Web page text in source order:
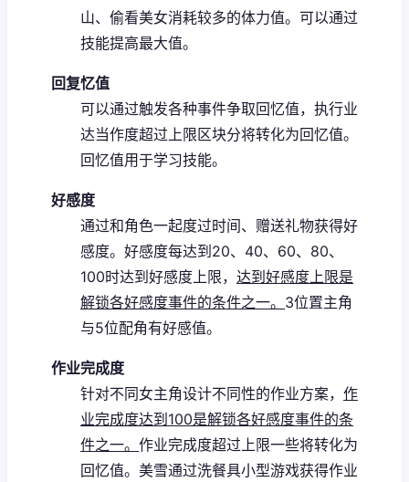
山、偷看美女消耗较多的体力值。 可以通过
技能提高最大值。
回复忆值
可以通过触发各种事件争取回忆值，执行业
达当作度超过上限区块分将转化为回忆值。
回忆值用于学习技能。
好感度
通过和角色一起度过时间、赠送礼物获得好
感度。 好感度每达到20、40、60、80、
100时达到好感度上限， 达到好感度上限是
解锁各好感度事件的条件之一。 3位置主角
与5位配角有好感值。
作业完成度
针对不同女主角设计不同性的作业方案， 作
业完成度达到100是解锁各好感度事件的条
件之一。 作业完成度超过上限一些将转化为
回忆值。 美雪通过洗餐具小型游戏获得作业